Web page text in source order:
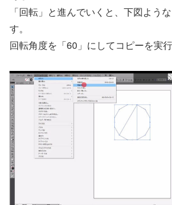
「回転」と進んでいくと、下図よう
す。
回転角度を「60」にしてコピーを実行